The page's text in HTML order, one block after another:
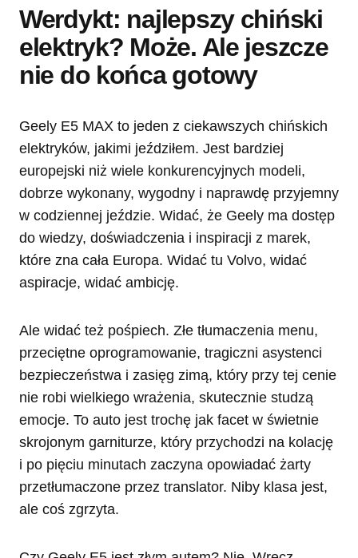
Werdykt: najlepszy chiński
elektryk? Może. Ale jeszcze
nie do końca gotowy
Geely E5 MAX to jeden z ciekawszych chińskich
elektryków, jakimi jeździłem. Jest bardziej
europejski niż wiele konkurencyjnych modeli,
dobrze wykonany, wygodny i naprawdę przyjemny
w codziennej jeździe. Widać, że Geely ma dostęp
do wiedzy, doświadczenia i inspiracji z marek,
które zna cała Europa. Widać tu Volvo, widać
aspiracje, widać ambicję.
Ale widać też pośpiech. Złe tłumaczenia menu,
przeciętne oprogramowanie, tragiczni asystenci
bezpieczeństwa i zasięg zimą, który przy tej cenie
nie robi wielkiego wrażenia, skutecznie studzą
emocje. To auto jest trochę jak facet w świetnie
skrojonym garniturze, który przychodzi na kolację
i po pięciu minutach zaczyna opowiadać żarty
przetłumaczone przez translator. Niby klasa jest,
ale coś zgrzyta.